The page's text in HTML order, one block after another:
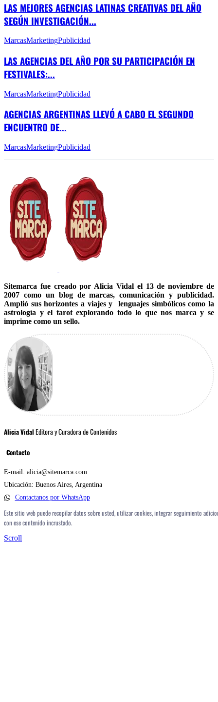
LAS MEJORES AGENCIAS LATINAS CREATIVAS DEL AÑO
SEGÚN INVESTIGACIÓN...
MarcasMarketingPublicidad
LAS AGENCIAS DEL AÑO POR SU PARTICIPACIÓN EN
FESTIVALES:...
MarcasMarketingPublicidad
AGENCIAS ARGENTINAS LLEVÓ A CABO EL SEGUNDO
ENCUENTRO DE...
MarcasMarketingPublicidad
Sitemarca fue creado por Alicia Vidal el 13 de noviembre de
2007 como un blog de marcas, comunicación y publicidad.
Amplió sus horizontes a viajes y lenguajes simbólicos como la
astrología y el tarot explorando todo lo que nos marca y se
imprime como un sello.
Alicia Vidal Editora y Curadora de Contenidos
Contacto
E-mail: alicia@sitemarca.com
Ubicación: Buenos Aires, Argentina
Contactanos por WhatsApp
Este sitio web puede recopilar datos sobre usted, utilizar cookies, integrar seguimiento
con ese contenido incrustado.
Scroll